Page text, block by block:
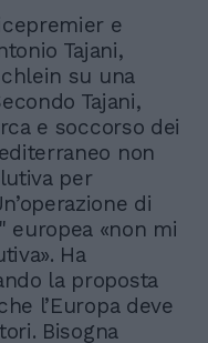
e
Tajani,
su una
Tajani,
e soccorso dei
non
per
di
europea «non mi
Ha
la proposta
l’Europa deve
Bisogna